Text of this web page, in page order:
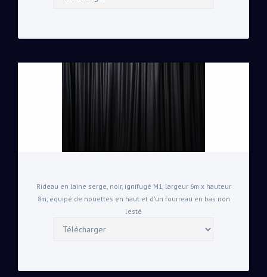
Rideau en laine serge, noir, ignifugé M1, largeur 6m x hauteur
8m, équipé de nouettes en haut et d'un fourreau en bas non
lesté